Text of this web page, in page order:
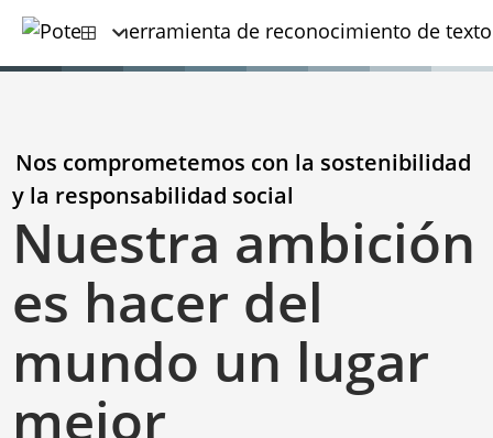
Nos comprometemos con la sostenibilidad
y la responsabilidad social
Nuestra ambición
es hacer del
mundo un lugar
mejor